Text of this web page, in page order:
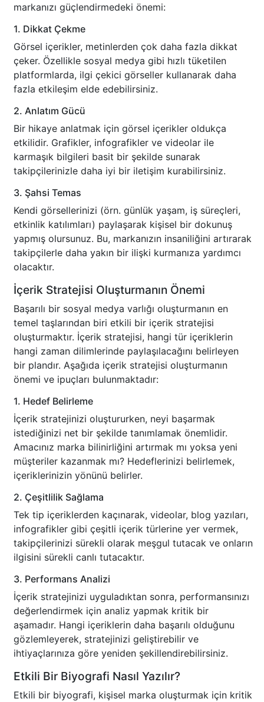
markanızı güçlendirmedeki önemi:
1. Dikkat Çekme
Görsel içerikler, metinlerden çok daha fazla dikkat
çeker. Özellikle sosyal medya gibi hızlı tüketilen
platformlarda, ilgi çekici görseller kullanarak daha
fazla etkileşim elde edebilirsiniz.
2. Anlatım Gücü
Bir hikaye anlatmak için görsel içerikler oldukça
etkilidir. Grafikler, infografikler ve videolar ile
karmaşık bilgileri basit bir şekilde sunarak
takipçilerinizle daha iyi bir iletişim kurabilirsiniz.
3. Şahsi Temas
Kendi görsellerinizi (örn. günlük yaşam, iş süreçleri,
etkinlik katılımları) paylaşarak kişisel bir dokunuş
yapmış olursunuz. Bu, markanızın insaniliğini artırarak
takipçilerle daha yakın bir ilişki kurmanıza yardımcı
olacaktır.
İçerik Stratejisi Oluşturmanın Önemi
Başarılı bir sosyal medya varlığı oluşturmanın en
temel taşlarından biri etkili bir içerik stratejisi
oluşturmaktır. İçerik stratejisi, hangi tür içeriklerin
hangi zaman dilimlerinde paylaşılacağını belirleyen
bir plandır. Aşağıda içerik stratejisi oluşturmanın
önemi ve ipuçları bulunmaktadır:
1. Hedef Belirleme
İçerik stratejinizi oluştururken, neyi başarmak
istediğinizi net bir şekilde tanımlamak önemlidir.
Amacınız marka bilinirliğini artırmak mı yoksa yeni
müşteriler kazanmak mı? Hedeflerinizi belirlemek,
içeriklerinizin yönünü belirler.
2. Çeşitlilik Sağlama
Tek tip içeriklerden kaçınarak, videolar, blog yazıları,
infografikler gibi çeşitli içerik türlerine yer vermek,
takipçilerinizi sürekli olarak meşgul tutacak ve onların
ilgisini sürekli canlı tutacaktır.
3. Performans Analizi
İçerik stratejinizi uyguladıktan sonra, performansınızı
değerlendirmek için analiz yapmak kritik bir
aşamadır. Hangi içeriklerin daha başarılı olduğunu
gözlemleyerek, stratejinizi geliştirebilir ve
ihtiyaçlarınıza göre yeniden şekillendirebilirsiniz.
Etkili Bir Biyografi Nasıl Yazılır?
Etkili bir biyografi, kişisel marka oluşturmak için kritik